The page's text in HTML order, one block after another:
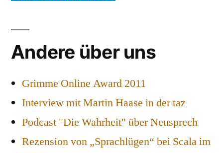
Andere über uns
Grimme Online Award 2011
Interview mit Martin Haase in der taz
Podcast "Die Wahrheit" über Neusprech
Rezension von „Sprachlügen“ bei Scala im